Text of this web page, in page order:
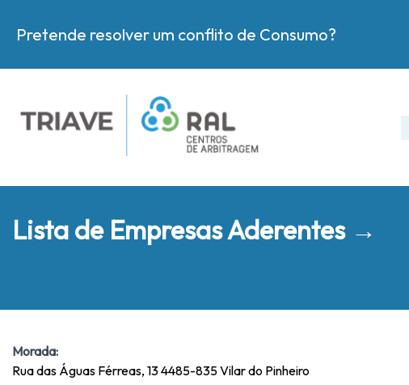
Pretende resolver um conflito de Consumo?
Lista de Empresas Aderentes →
Morada:
Rua das Águas Férreas, 13 4485-835 Vilar do Pinheiro